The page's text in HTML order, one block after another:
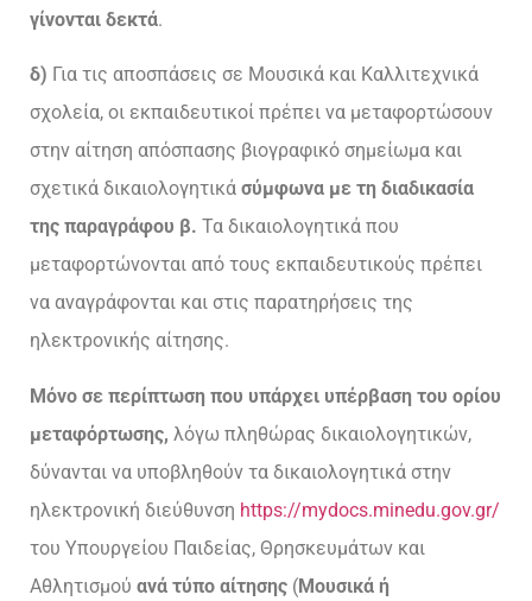
γίνονται δεκτά.
δ) Για τις αποσπάσεις σε Μουσικά και Καλλιτεχνικά
σχολεία, οι εκπαιδευτικοί πρέπει να μεταφορτώσουν
στην αίτηση απόσπασης βιογραφικό σημείωμα και
σχετικά δικαιολογητικά σύμφωνα με τη διαδικασία
της παραγράφου β. Τα δικαιολογητικά που
μεταφορτώνονται από τους εκπαιδευτικούς πρέπει
να αναγράφονται και στις παρατηρήσεις της
ηλεκτρονικής αίτησης.
Μόνο σε περίπτωση που υπάρχει υπέρβαση του ορίου
μεταφόρτωσης, λόγω πληθώρας δικαιολογητικών,
δύνανται να υποβληθούν τα δικαιολογητικά στην
ηλεκτρονική διεύθυνση https://mydocs.minedu.gov.gr/
του Υπουργείου Παιδείας, Θρησκευμάτων και
Αθλητισμού ανά τύπο αίτησης (Μουσικά ή